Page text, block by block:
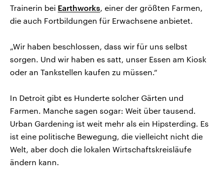
Trainerin bei Earthworks, einer der größten Farmen,
die auch Fortbildungen für Erwachsene anbietet.
„Wir haben beschlossen, dass wir für uns selbst
sorgen. Und wir haben es satt, unser Essen am Kiosk
oder an Tankstellen kaufen zu müssen.“
In Detroit gibt es Hunderte solcher Gärten und
Farmen. Manche sagen sogar: Weit über tausend.
Urban Gardening ist weit mehr als ein Hipsterding. Es
ist eine politische Bewegung, die vielleicht nicht die
Welt, aber doch die lokalen Wirtschaftskreisläufe
ändern kann.